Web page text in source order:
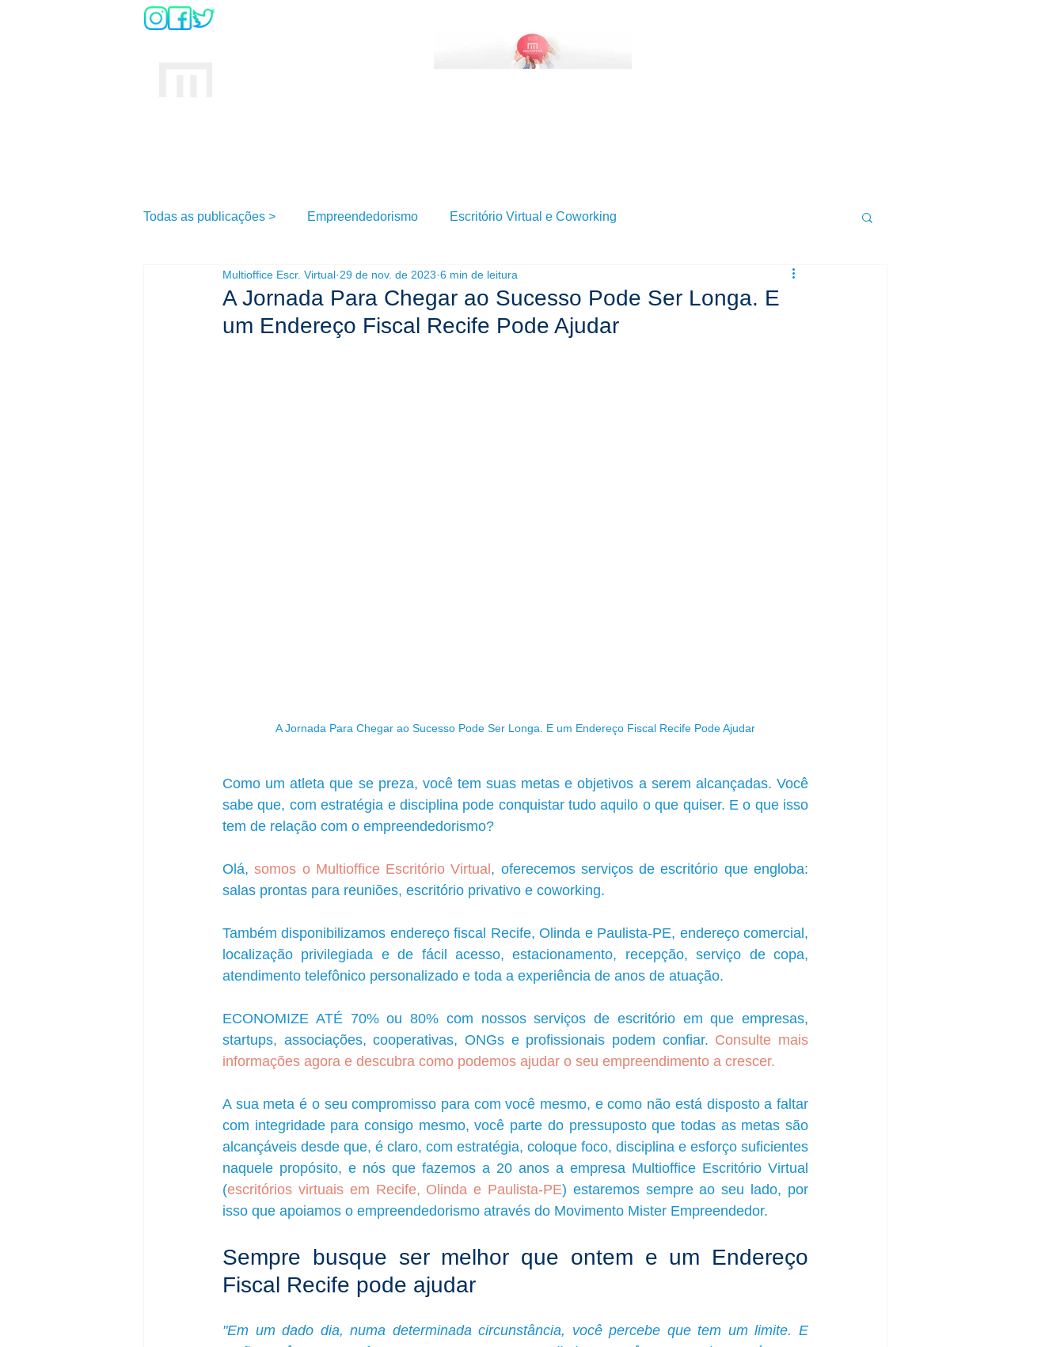
Todas as publicações > Empreendedorismo Escritório Virtual e Coworking
A Jornada Para Chegar ao Sucesso Pode Ser Longa. E
um Endereço Fiscal Recife Pode Ajudar
Multioffice Escr. Virtual 29 de nov. de 2023 6 min de leitura
A Jornada Para Chegar ao Sucesso Pode Ser Longa. E um Endereço Fiscal Recife Pode Ajudar
Como um atleta que se preza, você tem suas metas e objetivos a serem alcançadas. Você
sabe que, com estratégia e disciplina pode conquistar tudo aquilo o que quiser. E o que isso
tem de relação com o empreendedorismo?
Olá, somos o Multioffice Escritório Virtual , oferecemos serviços de escritório que engloba:
salas prontas para reuniões, escritório privativo e coworking.
Também disponibilizamos endereço fiscal Recife, Olinda e Paulista-PE, endereço comercial,
localização privilegiada e de fácil acesso, estacionamento, recepção, serviço de copa,
atendimento telefônico personalizado e toda a experiência de anos de atuação.
ECONOMIZE ATÉ 70% ou 80% com nossos serviços de escritório em que empresas,
startups, associações, cooperativas, ONGs e profissionais podem confiar. Consulte mais
informações agora e descubra como podemos ajudar o seu empreendimento a crescer.
A sua meta é o seu compromisso para com você mesmo, e como não está disposto a faltar
com integridade para consigo mesmo, você parte do pressuposto que todas as metas são
alcançáveis desde que, é claro, com estratégia, coloque foco, disciplina e esforço suficientes
naquele propósito, e nós que fazemos a 20 anos a empresa Multioffice Escritório Virtual
(escritórios virtuais em Recife, Olinda e Paulista-PE) estaremos sempre ao seu lado, por
isso que apoiamos o empreendedorismo através do Movimento Mister Empreendedor.
Sempre busque ser melhor que ontem e um Endereço
Fiscal Recife pode ajudar
"Em um dado dia, numa determinada circunstância, você percebe que tem um limite. E